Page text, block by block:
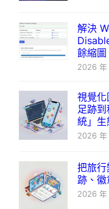
解決
餘縮圖
2026 年
視覺
足跡
統」生
2026 年
把旅行
跡、
2026 年